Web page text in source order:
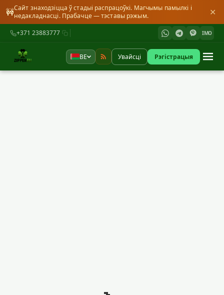
🚧Сайт знаходзіцца ў стадыі распрацоўкі. Магчымы памылкі і
недакладнасці. Прабачце — тэставы рэжым.
✕
+371 23883777 IMO
BE Увайсці Рэгістрацыя